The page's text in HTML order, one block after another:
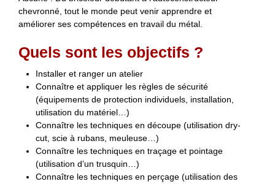
chevronné, tout le monde peut venir apprendre et
améliorer ses compétences en travail du métal.
Quels sont les objectifs ?
Installer et ranger un atelier
Connaître et appliquer les règles de sécurité
(équipements de protection individuels, installation,
utilisation du matériel…)
Connaître les techniques en découpe (utilisation dry-
cut, scie à rubans, meuleuse…)
Connaître les techniques en traçage et pointage
(utilisation d’un trusquin…)
Connaître les techniques en perçage (utilisation des